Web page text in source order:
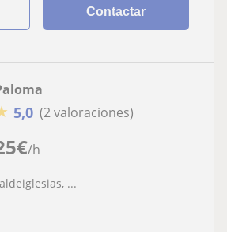
Contactar
€/h
5,0 (2 valoraciones)
...